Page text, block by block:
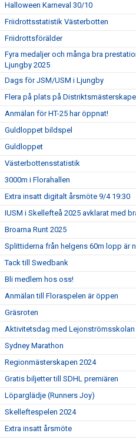
Halloween Karneval 30/10
Friidrottsstatistik Västerbotten
Friidrottsförälder
Fyra medaljer och många bra
Ljungby 2025
Dags för JSM/USM i Ljungby
Flera på plats på
Anmälan för HT-25 har öppnat!
Guldloppet bildspel
Guldloppet
Västerbottensstatistik
3000m i Florahallen
Extra insatt digitalt årsmöte 9/4 19:30
IUSM i Skellefteå 2025 avklarat med
Broarna Runt 2025
Splittiderna från helgens 60m lopp är
Tack till Swedbank
Bli medlem hos oss!
Anmälan till Floraspelen är öppen
Gräsroten
Aktivitetsdag med Lejonströmsskolan
Sydney Marathon
Regionmästerskapen 2024
Gratis biljetter till SDHL premiären
Löparglädje (Runners Joy)
Skelleftespelen 2024
Extra insatt årsmöte